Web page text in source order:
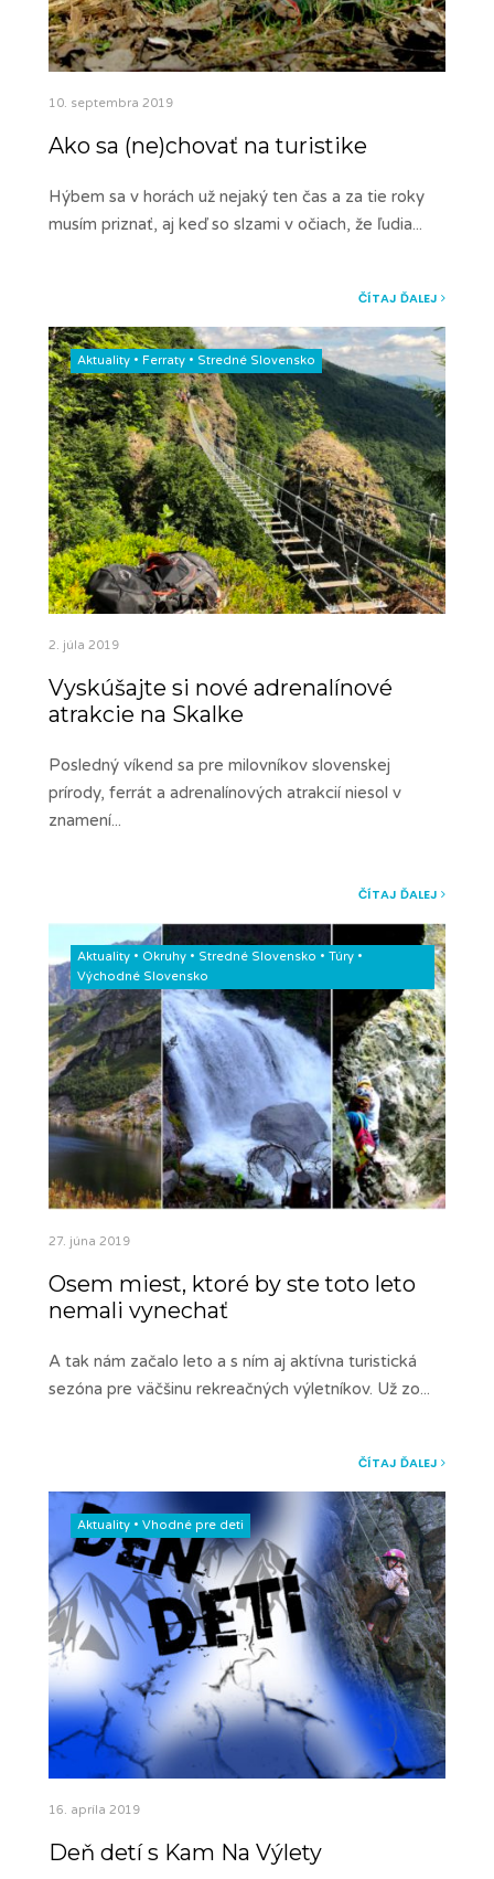
10. septembra 2019
Ako sa (ne)chovať na turistike
Hýbem sa v horách už nejaký ten čas a za tie roky
musím priznať, aj keď so slzami v očiach, že ľudia...
ČÍTAJ ĎALEJ
Aktuality • Ferraty • Stredné Slovensko
2. júla 2019
Vyskúšajte si nové adrenalínové
atrakcie na Skalke
Posledný víkend sa pre milovníkov slovenskej
prírody, ferrát a adrenalínových atrakcií niesol v
znamení...
ČÍTAJ ĎALEJ
Aktuality • Okruhy • Stredné Slovensko • Túry •
Východné Slovensko
27. júna 2019
Osem miest, ktoré by ste toto leto
nemali vynechať
A tak nám začalo leto a s ním aj aktívna turistická
sezóna pre väčšinu rekreačných výletníkov. Už zo...
ČÍTAJ ĎALEJ
Aktuality • Vhodné pre deti
16. apríla 2019
Deň detí s Kam Na Výlety